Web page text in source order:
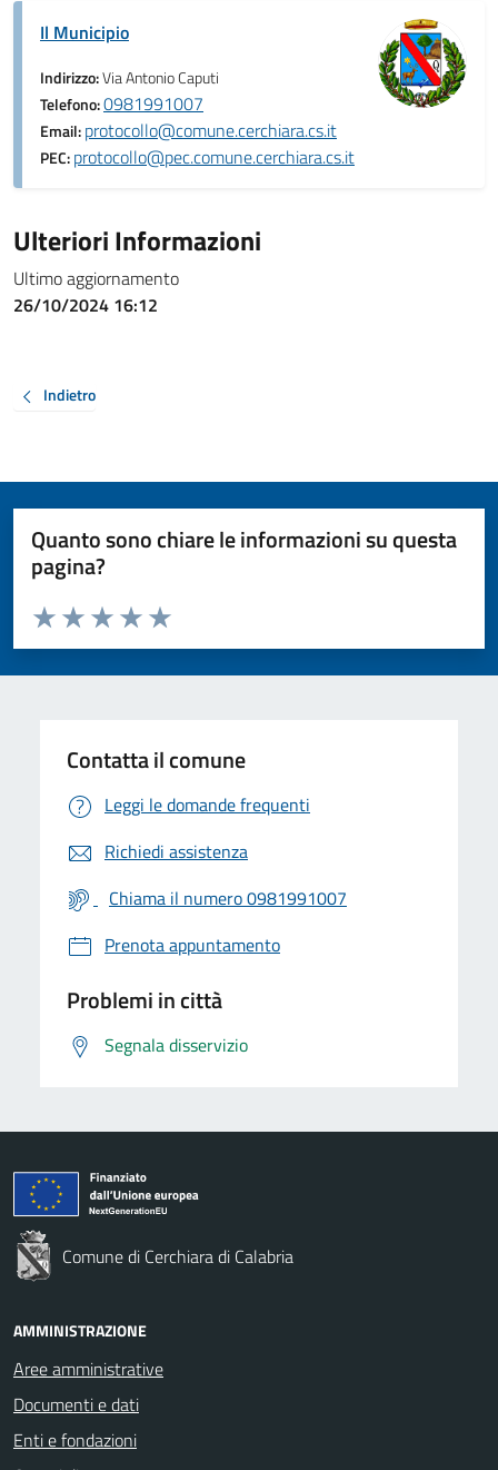
Il Municipio
Indirizzo:Via Antonio Caputi
Telefono:0981991007
Email:protocollo@comune.cerchiara.cs.it
PEC:protocollo@pec.comune.cerchiara.cs.it
Ulteriori Informazioni
Ultimo aggiornamento
26/10/2024 16:12
Indietro
Quanto sono chiare le informazioni su questa
pagina?
Valuta da 1 a 5 stelle la pagina
Valuta 5 stelle su 5
Valuta 4 stelle su 5
Valuta 3 stelle su 5
Valuta 2 stelle su 5
Valuta 1 stelle su 5
Contatta il comune
Leggi le domande frequenti
Richiedi assistenza
Chiama il numero 0981991007
Prenota appuntamento
Problemi in città
Segnala disservizio
Comune di Cerchiara di Calabria
AMMINISTRAZIONE
Aree amministrative
Documenti e dati
Enti e fondazioni